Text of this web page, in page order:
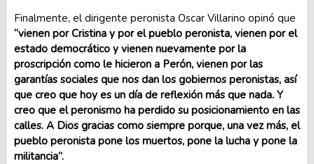
Finalmente, el dirigente peronista Oscar Villarino opinó que
“vienen por Cristina y por el pueblo peronista, vienen por el
estado democrático y vienen nuevamente por la
proscripción como le hicieron a Perón, vienen por las
garantías sociales que nos dan los gobiernos peronistas, así
que creo que hoy es un día de reflexión más que nada. Y
creo que el peronismo ha perdido su posicionamiento en las
calles. A Dios gracias como siempre porque, una vez más, el
pueblo peronista pone los muertos, pone la lucha y pone la
militancia”.